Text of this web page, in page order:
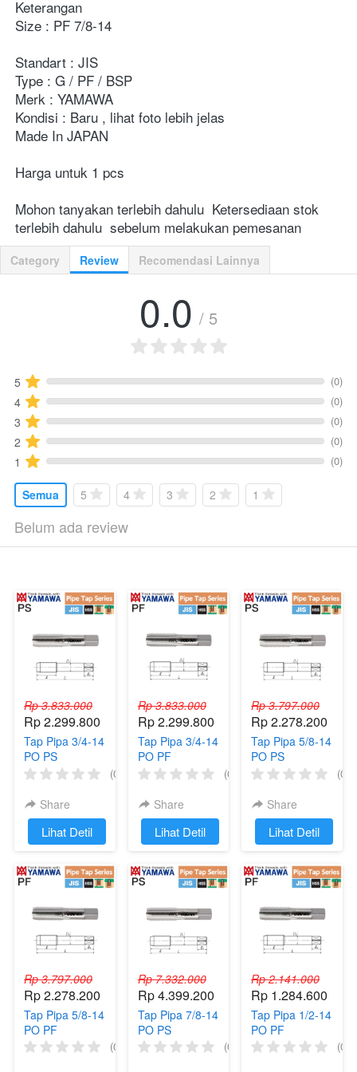
Keterangan
Size : PF 7/8-14
Standart : JIS
Type : G / PF / BSP
Merk : YAMAWA
Kondisi : Baru , lihat foto lebih jelas
Made In JAPAN
Harga untuk 1 pcs
Mohon tanyakan terlebih dahulu  Ketersediaan stok
terlebih dahulu  sebelum melakukan pemesanan
Category Review Recomendasi Lainnya
0.0 / 5
5 (0)
4 (0)
3 (0)
2 (0)
1 (0)
Semua 5 4 3 2 1
Belum ada review
Rp 3.833.000
Rp 2.299.800
Tap Pipa 3/4-14
PO PS
YAMAWA Taps
14 Pointed HSS
Thread
(0)
Share
`Lihat Detil
Rp 3.833.000
Rp 2.299.800
Tap Pipa 3/4-14
PO PF
YAMAWA Tap
14 Pointed HSS
Thread
(0)
Share
`Lihat Detil
Rp 3.797.000
Rp 2.278.200
Tap Pipa 5/8-14
PO PS
YAMAWA Tap
14 Pointed HSS
Thread
(0)
Share
`Lihat Detil
Rp 3.797.000
Rp 2.278.200
Tap Pipa 5/8-14
PO PF
YAMAWA Tap
(0)
Rp 7.332.000
Rp 4.399.200
Tap Pipa 7/8-14
PO PS
YAMAWA Taps
(0)
Rp 2.141.000
Rp 1.284.600
Tap Pipa 1/2-14
PO PF
YAMAWA Taps
(0)